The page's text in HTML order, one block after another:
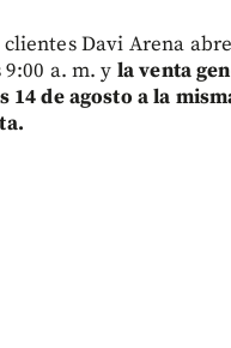
Davi Arena
9:00 a. m. y la venta
14 de agosto a la